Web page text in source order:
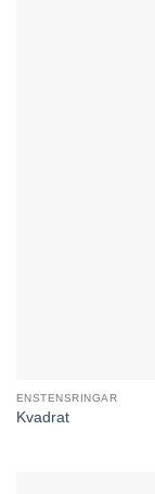
ENSTENSRINGAR
Kvadrat